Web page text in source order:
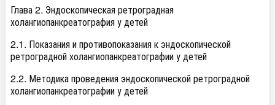
Глава 2. Эндоскопическая ретроградная
холангиопанкреатография у детей
2.1. Показания и противопоказания к эндоскопической
ретроградной холангиопанкреатографии у детей
2.2. Методика проведения эндоскопической ретроградной
холангиопанкреатографии у детей